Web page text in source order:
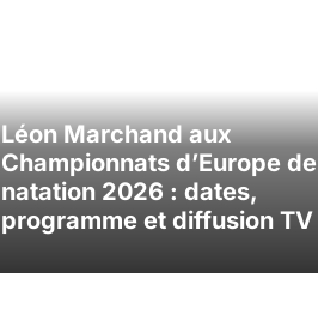
Léon Marchand aux
Championnats d’Europe de
natation 2026 : dates,
programme et diffusion TV